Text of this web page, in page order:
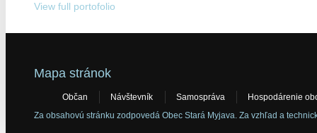
View full portofolio
Mapa stránok
Občan Návštevník Samospráva
Hospodárenie
Za obsahovú stránku zodpovedá Obec Stará Myjava. Za vzhľad a